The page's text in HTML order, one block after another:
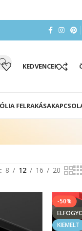
KEDVENCEK
FELRAKÁSA
8 12 16 20
-50%
KIEMELT